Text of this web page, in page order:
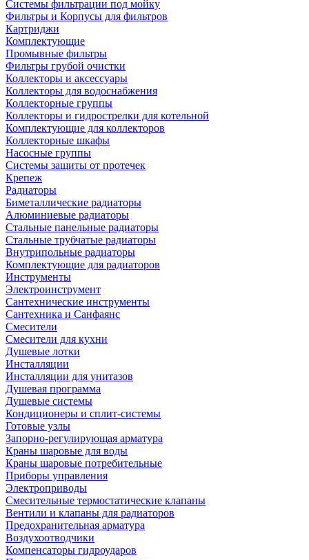
Системы фильтрации под мойку
Фильтры и Корпусы для фильтров
Картриджи
Комплектующие
Промывные фильтры
Фильтры грубой очистки
Коллекторы и аксессуары
Коллекторы для водоснабжения
Коллекторные группы
Коллекторы и гидрострелки для котельной
Комплектующие для коллекторов
Коллекторные шкафы
Насосные группы
Системы защиты от протечек
Крепеж
Радиаторы
Биметаллические радиаторы
Алюминиевые радиаторы
Стальные панельные радиаторы
Стальные трубчатые радиаторы
Внутрипольные радиаторы
Комплектующие для радиаторов
Инструменты
Электроинструмент
Сантехнические инструменты
Сантехника и Санфаянс
Смесители
Смесители для кухни
Душевые лотки
Инсталляции
Инсталляции для унитазов
Душевая программа
Душевые системы
Кондиционеры и сплит-системы
Готовые узлы
Запорно-регулирующая арматура
Краны шаровые для воды
Краны шаровые потребительные
Приборы управления
Электроприводы
Смесительные термостатические клапаны
Вентили и клапаны для радиаторов
Предохранительная арматура
Воздухоотводчики
Компенсаторы гидроударов